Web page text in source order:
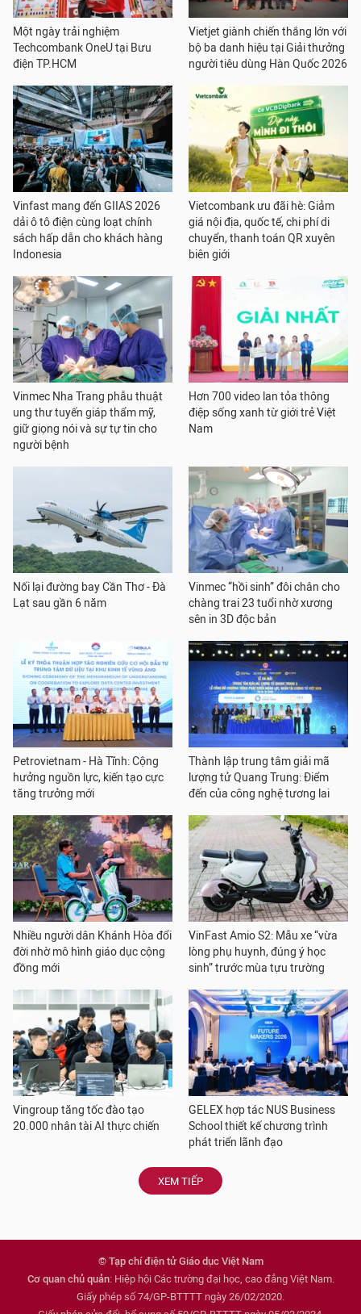
Một ngày trải nghiệm
Techcombank OneU tại Bưu
điện TP.HCM
Vietjet giành chiến thắng lớn với
bộ ba danh hiệu tại Giải thưởng
người tiêu dùng Hàn Quốc 2026
Vinfast mang đến GIIAS 2026
dải ô tô điện cùng loạt chính
sách hấp dẫn cho khách hàng
Indonesia
Vietcombank ưu đãi hè: Giảm
giá nội địa, quốc tế, chi phí di
chuyển, thanh toán QR xuyên
biên giới
Vinmec Nha Trang phẫu thuật
ung thư tuyến giáp thẩm mỹ,
giữ giọng nói và sự tự tin cho
người bệnh
Hơn 700 video lan tỏa thông
điệp sống xanh từ giới trẻ Việt
Nam
Nối lại đường bay Cần Thơ - Đà
Lạt sau gần 6 năm
Vinmec “hồi sinh” đôi chân cho
chàng trai 23 tuổi nhờ xương
sên in 3D độc bản
Petrovietnam - Hà Tĩnh: Cộng
hưởng nguồn lực, kiến tạo cực
tăng trưởng mới
Thành lập trung tâm giải mã
lượng tử Quang Trung: Điểm
đến của công nghệ tương lai
Nhiều người dân Khánh Hòa đổi
đời nhờ mô hình giáo dục cộng
đồng mới
VinFast Amio S2: Mẫu xe “vừa
lòng phụ huynh, đúng ý học
sinh” trước mùa tựu trường
Vingroup tăng tốc đào tạo
20.000 nhân tài AI thực chiến
GELEX hợp tác NUS Business
School thiết kế chương trình
phát triển lãnh đạo
XEM TIẾP
© Tạp chí điện tử Giáo dục Việt Nam
Cơ quan chủ quản: Hiệp hội Các trường đại học, cao đẳng Việt Nam.
Giấy phép số 74/GP-BTTTT ngày 26/02/2020.